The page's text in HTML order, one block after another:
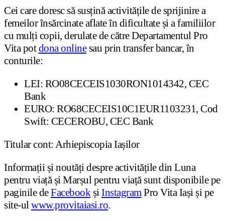
Cei care doresc să susțină activitățile de sprijinire a
femeilor însărcinate aflate în dificultate și a familiilor
cu mulți copii, derulate de către Departamentul Pro
Vita potdona onlinesau prin transfer bancar, în
conturile:
LEI: RO08CECEIS1030RON1014342, CEC
Bank
EURO: RO68CECEIS10C1EUR1103231, Cod
Swift: CECEROBU, CEC Bank
Titular cont: Arhiepiscopia Iașilor
Informații și noutăți despre activitățile din Luna
pentru viață și Marșul pentru viață sunt disponibile pe
paginile deFacebook și Instagram Pro Vita Iași și pe
site-ul www.provitaiasi.ro.